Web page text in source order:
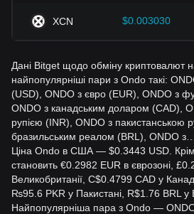
XCN $0.003030
Дані Bitget щодо обміну криптовалют
найпопулярніші пари з Ondo такі:
(USD), ONDO з євро (EUR), ONDO з
ONDO з канадським доларом (CAD),
рупією (INR), ONDO з пакистанською
бразильським реалом (BRL), ONDO з…
Ціна Ondo в США — $0.3443 USD. Крім
становить €0.2982 EUR в єврозоні,
Великобританії, C$0.4799 CAD у
₨95.6 PKR у Пакистані, R$1.76 BRL у
Найпопулярніша пара з Ondo — ONDO